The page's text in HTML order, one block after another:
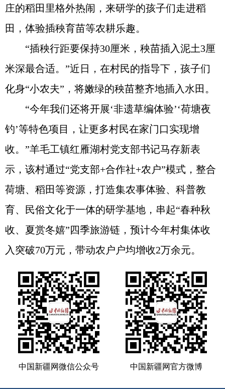
庄的稻田里格外热闹，来研学的孩子们走进稻
田，体验插秧育苗等农耕乐趣。
“插秧行距要保持30厘米，秧苗插入泥土3厘
米深最合适。”近日，在村民的指导下，孩子们
化身“小农夫”，将嫩绿的秧苗整齐地插入水田。
“今年我们还将开展‘非遗草编体验’‘荷塘夜
钓’等特色项目，让更多村民在家门口实现增
收。”羊毛工镇红雁湖村党支部书记马存新表
示，该村通过“党支部+合作社+农户”模式，整合
荷塘、稻田等资源，打造集农事体验、科普教
育、民俗文化于一体的研学基地，串起“春种秋
收、夏赏冬嬉”四季旅游链，预计今年村集体收
入突破70万元，带动农户户均增收2万余元。
中国新疆网微信公众号 中国新疆网官方微博